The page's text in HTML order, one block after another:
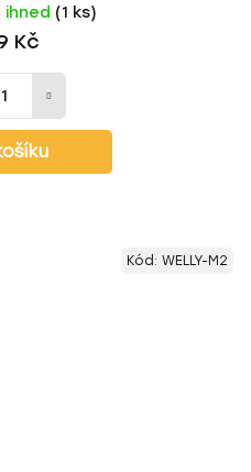
ihned (1 ks)
Kč
Kód: WELLY-M2